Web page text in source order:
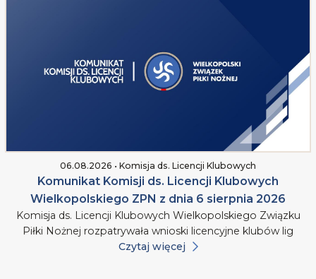
06.08.2026 • Komisja ds. Licencji Klubowych
Komunikat Komisji ds. Licencji Klubowych
Wielkopolskiego ZPN z dnia 6 sierpnia 2026
Komisja ds. Licencji Klubowych Wielkopolskiego Związku
Piłki Nożnej rozpatrywała wnioski licencyjne klubów lig
Czytaj więcej